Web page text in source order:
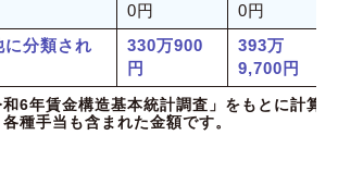
0円
0円
に分類され
330万900
円
393万
9,700円
6年賃金構造基本統計調査」をもとに計算。
種手当も含まれた金額です。